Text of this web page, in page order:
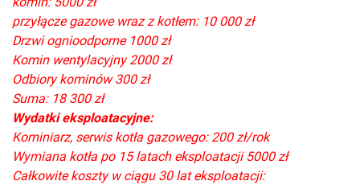
przyłącze gazowe wraz z kotłem: 10 000 zł
Drzwi ognioodporne 1000 zł
Komin wentylacyjny 2000 zł
Odbiory kominów 300 zł
Suma: 18 300 zł
Wydatki eksploatacyjne:
Kominiarz, serwis kotła gazowego: 200 zł/rok
Wymiana kotła po 15 latach eksploatacji 5000 zł
Całkowite koszty w ciągu 30 lat eksploatacji: